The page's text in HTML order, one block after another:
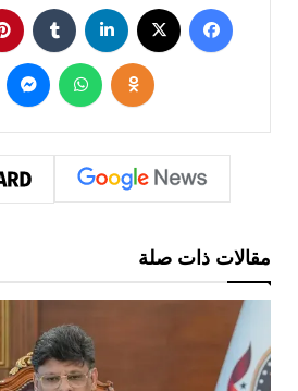
مقالات ذات صلة